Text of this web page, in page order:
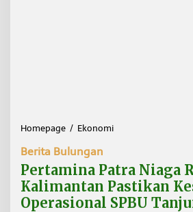
Homepage / Ekonomi
t
a
m
i
Berita Bulungan
Pertamina Patra Niaga
Kalimantan Pastikan
Operasional SPBU